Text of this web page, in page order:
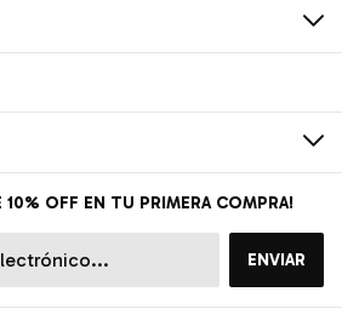
10% OFF EN TU PRIMERA COMPRA!